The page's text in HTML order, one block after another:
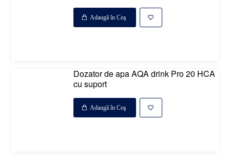
Adaugă în Coş
Dozator de apa AQA drink Pro 20 HCA
cu suport
Adaugă în Coş